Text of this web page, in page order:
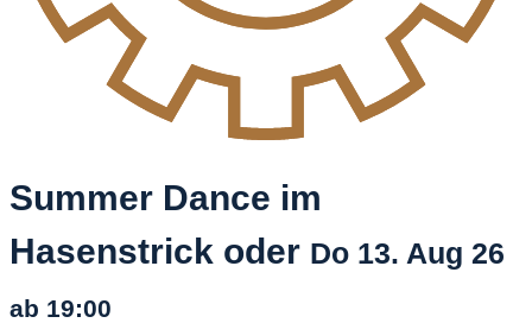
Summer Dance im
Hasenstrick oder Do 13. Aug 26
ab 19:00